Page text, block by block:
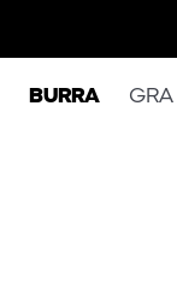
BURRA GRA